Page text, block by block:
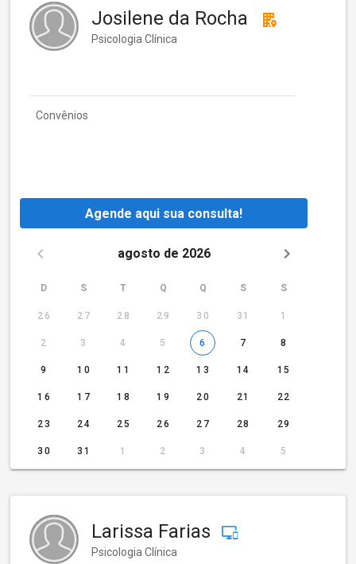
Josilene da Rocha
Psicologia Clínica
Convênios
Agende aqui sua consulta!
agosto de 2026
D S T Q Q S S
26 27 28 29 30 31 1
2 3 4 5 6 7 8
9 10 11 12 13 14 15
16 17 18 19 20 21 22
23 24 25 26 27 28 29
30 31 1 2 3 4 5
Larissa Farias
Psicologia Clínica